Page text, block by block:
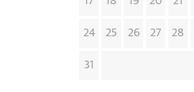
24 25 26 27 28
31